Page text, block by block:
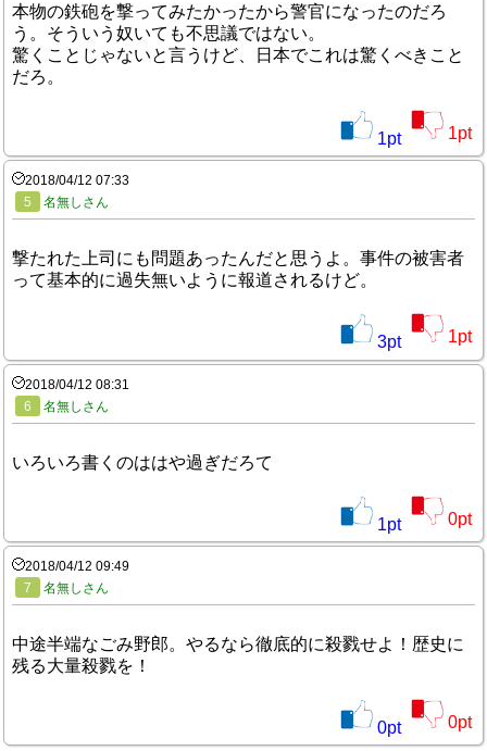
本物の鉄砲を撃ってみたかったから警官になったのだろ
う。そういう奴いても不思議ではない。
驚くことじゃないと言うけど、日本でこれは驚くべきこと
だろ。
1pt 1pt
2018/04/12 07:33
5
名無しさん
撃たれた上司にも問題あったんだと思うよ。事件の被害者
って基本的に過失無いように報道されるけど。
3pt 1pt
2018/04/12 08:31
6
名無しさん
いろいろ書くのははや過ぎだろて
1pt 0pt
2018/04/12 09:49
7
名無しさん
中途半端なごみ野郎。やるなら徹底的に殺戮せよ！歴史に
残る大量殺戮を！
0pt 0pt